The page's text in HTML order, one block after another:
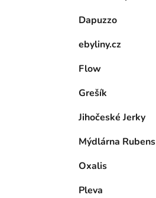
Dapuzzo
ebyliny.cz
Flow
Grešík
Jihočeské Jerky
Mýdlárna Rubens
Oxalis
Pleva